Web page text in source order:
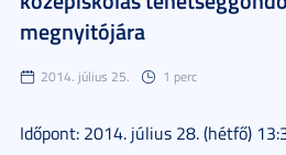
megnyitójára
2014. július 25. 1 perc
Időpont: 2014. július 28. (hétfő)